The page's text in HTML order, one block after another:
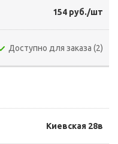
154 руб./шт
Доступно для заказа (2)
Киевская 28в